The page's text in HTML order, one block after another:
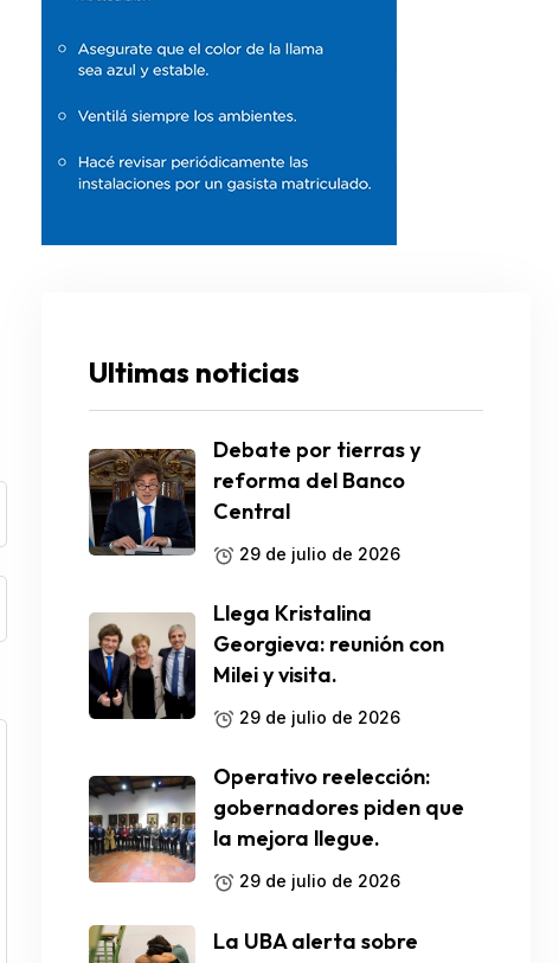
Ultimas noticias
Debate por tierras y
reforma del Banco
Central
29 de julio de 2026
Llega Kristalina
Georgieva: reunión con
Milei y visita.
29 de julio de 2026
Operativo reelección:
gobernadores piden que
la mejora llegue.
29 de julio de 2026
La UBA alerta sobre